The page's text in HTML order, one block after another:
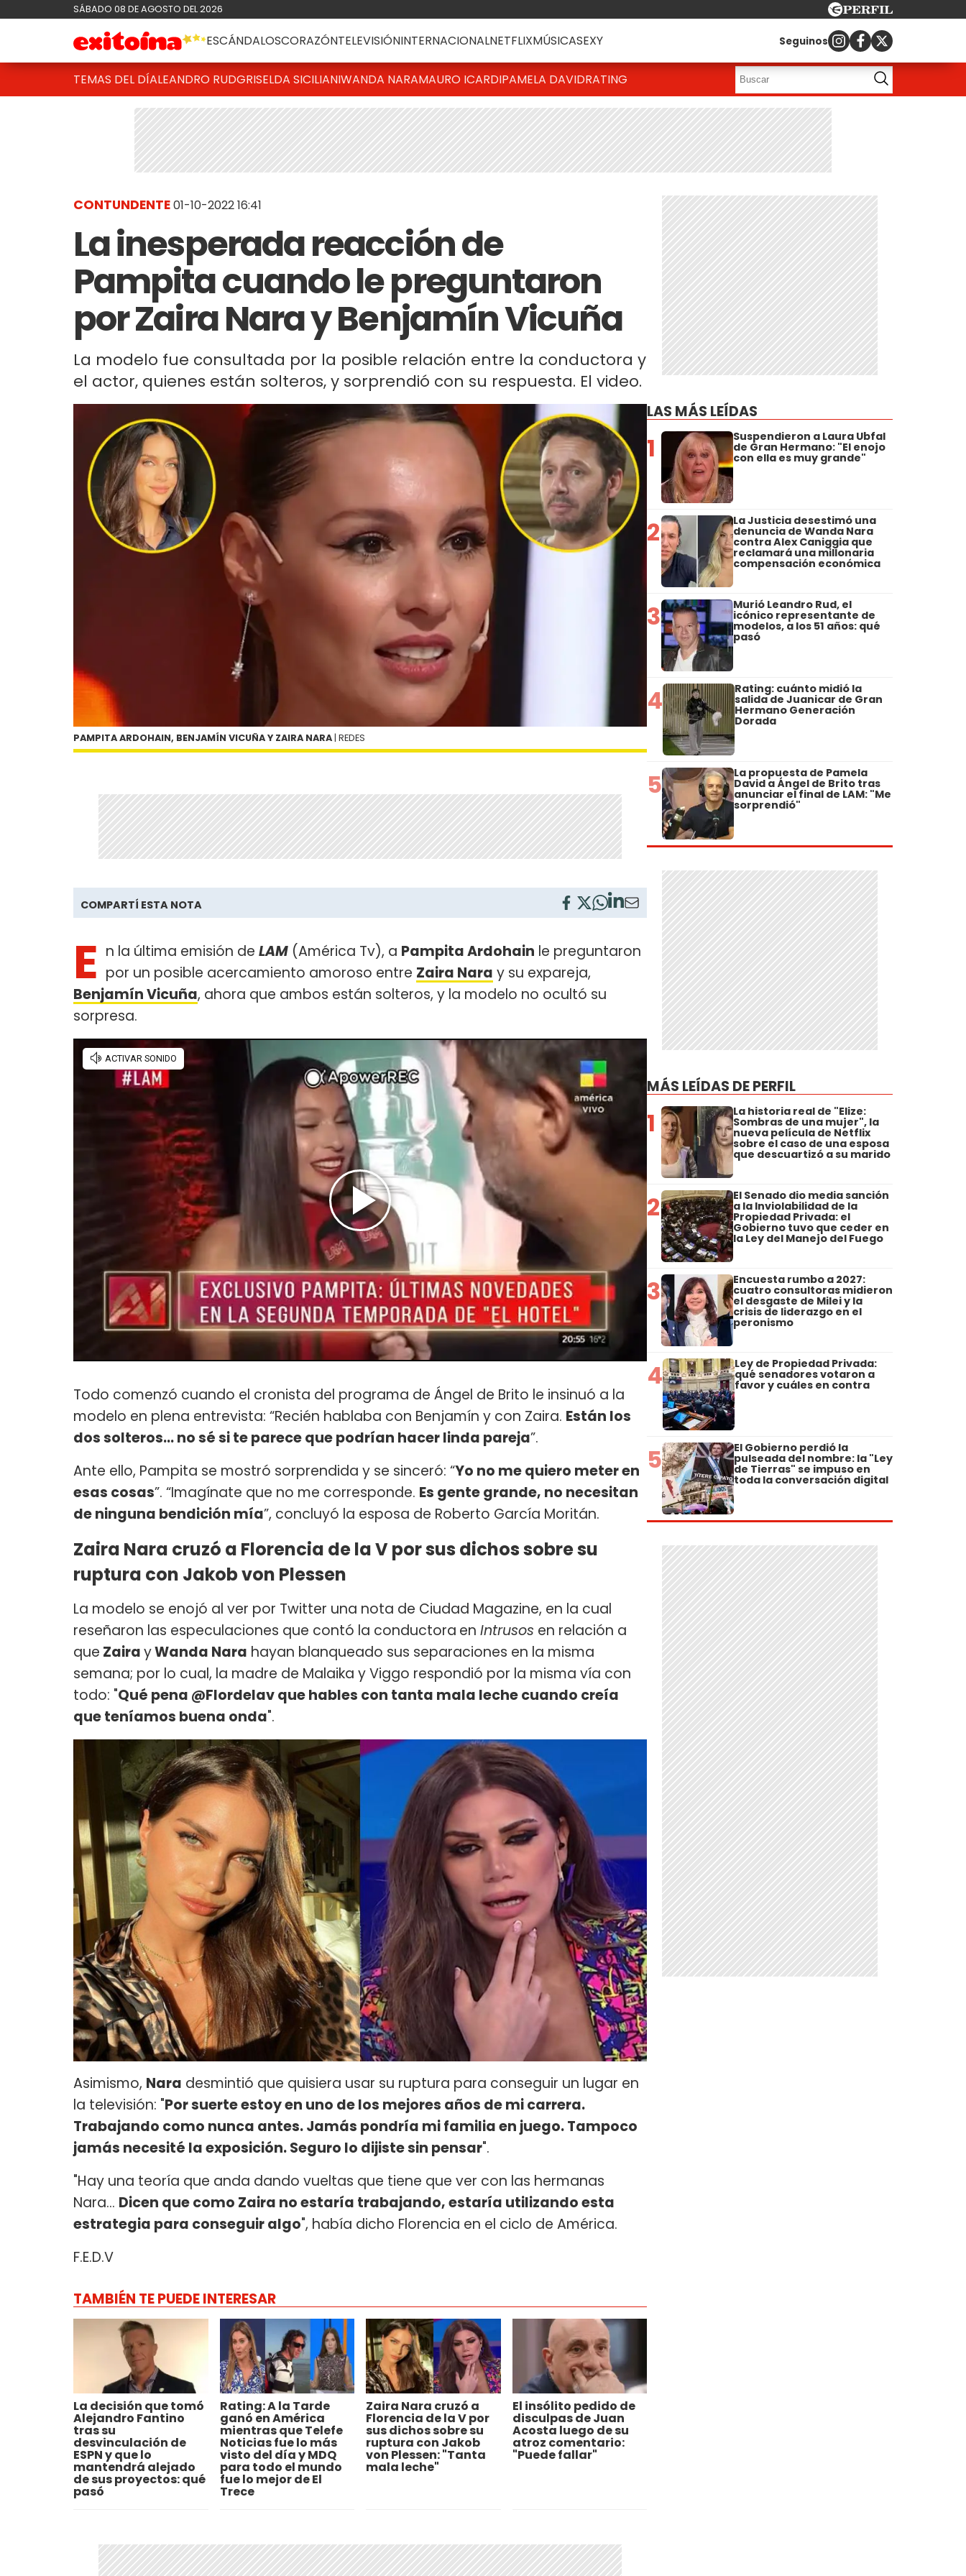
SÁBADO 08 DE AGOSTO DEL 2026
ESCÁNDALOSCORAZÓNTELEVISIÓNINTERNACIONALNETFLIXMÚSICASEXY Seguinos
TEMAS DEL DÍALEANDRO RUDGRISELDA SICILIANIWANDA NARAMAURO ICARDIPAMELA DAVIDRATING
CONTUNDENTE01-10-2022 16:41
La inesperada reacción de
Pampita cuando le preguntaron
por Zaira Nara y Benjamín Vicuña
La modelo fue consultada por la posible relación entre la conductora y
el actor, quienes están solteros, y sorprendió con su respuesta. El video.
PAMPITA ARDOHAIN, BENJAMÍN VICUÑA Y ZAIRA NARA | REDES
COMPARTÍ ESTA NOTA
E n la última emisión de LAM (América Tv), a Pampita Ardohain le preguntaron
por un posible acercamiento amoroso entre Zaira Nara y su expareja,
Benjamín Vicuña, ahora que ambos están solteros, y la modelo no ocultó su
sorpresa.
Todo comenzó cuando el cronista del programa de Ángel de Brito le insinuó a la
modelo en plena entrevista: “Recién hablaba con Benjamín y con Zaira. Están los
dos solteros… no sé si te parece que podrían hacer linda pareja”.
Ante ello, Pampita se mostró sorprendida y se sinceró: “Yo no me quiero meter en
esas cosas”. “Imagínate que no me corresponde. Es gente grande, no necesitan
de ninguna bendición mía”, concluyó la esposa de Roberto García Moritán.
Zaira Nara cruzó a Florencia de la V por sus dichos sobre su
ruptura con Jakob von Plessen
La modelo se enojó al ver por Twitter una nota de Ciudad Magazine, en la cual
reseñaron las especulaciones que contó la conductora en Intrusos en relación a
que ZairayWanda Nara hayan blanqueado sus separaciones en la misma
semana; por lo cual, la madre de Malaika y Viggo respondió por la misma vía con
todo: "Qué pena @Flordelav que hables con tanta mala leche cuando creía
que teníamos buena onda".
Asimismo, Nara desmintió que quisiera usar su ruptura para conseguir un lugar en
la televisión: "Por suerte estoy en uno de los mejores años de mi carrera.
Trabajando como nunca antes. Jamás pondría mi familia en juego. Tampoco
jamás necesité la exposición. Seguro lo dijiste sin pensar".
"Hay una teoría que anda dando vueltas que tiene que ver con las hermanas
Nara... Dicen que como Zaira no estaría trabajando, estaría utilizando esta
estrategia para conseguir algo", había dicho Florencia en el ciclo de América.
F.E.D.V
TAMBIÉN TE PUEDE INTERESAR
La decisión que tomó
Alejandro Fantino
tras su
desvinculación de
ESPN y que lo
mantendrá alejado
de sus proyectos: qué
pasó
Rating: A la Tarde
ganó en América
mientras que Telefe
Noticias fue lo más
visto del día y MDQ
para todo el mundo​
fue lo mejor de El
Trece
Zaira Nara cruzó a
Florencia de la V por
sus dichos sobre su
ruptura con Jakob
von Plessen: "Tanta
mala leche"
El insólito pedido de
disculpas de Juan
Acosta luego de su
atroz comentario:
"Puede fallar"
LAS MÁS LEÍDAS
1 Suspendieron a Laura Ubfal
de Gran Hermano: "El enojo
con ella es muy grande"
2 La Justicia desestimó una
denuncia de Wanda Nara
contra Alex Caniggia que
reclamará una millonaria
compensación económica
3 Murió Leandro Rud, el
icónico representante de
modelos, a los 51 años: qué
pasó
4 Rating: cuánto midió la
salida de Juanicar de Gran
Hermano Generación
Dorada
5 La propuesta de Pamela
David a Ángel de Brito tras
anunciar el final de LAM: "Me
sorprendió"
MÁS LEÍDAS DE PERFIL
1 La historia real de "Elize:
Sombras de una mujer", la
nueva película de Netflix
sobre el caso de una esposa
que descuartizó a su marido
2 El Senado dio media sanción
a la Inviolabilidad de la
Propiedad Privada: el
Gobierno tuvo que ceder en
la Ley del Manejo del Fuego
3 Encuesta rumbo a 2027:
cuatro consultoras midieron
el desgaste de Milei y la
crisis de liderazgo en el
peronismo
4 Ley de Propiedad Privada:
qué senadores votaron a
favor y cuáles en contra
5 El Gobierno perdió la
pulseada del nombre: la "Ley
de Tierras" se impuso en
toda la conversación digital